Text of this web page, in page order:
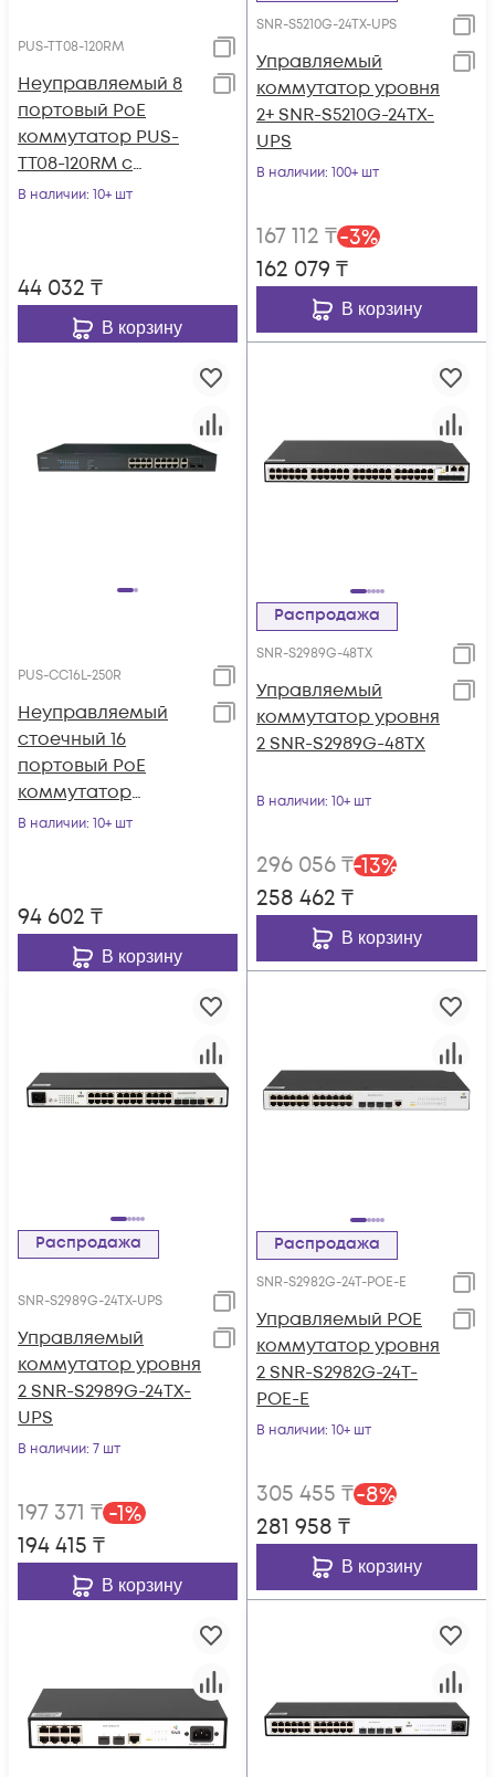
PUS-TT08-120RM
Неуправляемый 8
портовый PoE
коммутатор PUS-
TT08-120RM с
возможностью
В наличии: 10+ шт
44 032 ₸
В корзину
SNR-S5210G-24TX-UPS
Управляемый
коммутатор уровня
2+ SNR-S5210G-24TX-
UPS
В наличии: 100+ шт
167 112 ₸-3%
162 079 ₸
В корзину
PUS-CC16L-250R
Неуправляемый
стоечный 16
портовый PoE
коммутатор
POWERTONE PUS-
В наличии: 10+ шт
94 602 ₸
В корзину
Распродажа
SNR-S2989G-48TX
Управляемый
коммутатор уровня
2 SNR-S2989G-48TX
В наличии: 10+ шт
296 056₸-13%
258 462 ₸
В корзину
Распродажа
SNR-S2989G-24TX-UPS
Управляемый
коммутатор уровня
2 SNR-S2989G-24TX-
UPS
В наличии: 7 шт
197 371 ₸-1%
194 415 ₸
В корзину
Распродажа
SNR-S2982G-24T-POE-E
Управляемый POE
коммутатор уровня
2 SNR-S2982G-24T-
POE-E
В наличии: 10+ шт
305 455 ₸-8%
281 958 ₸
В корзину